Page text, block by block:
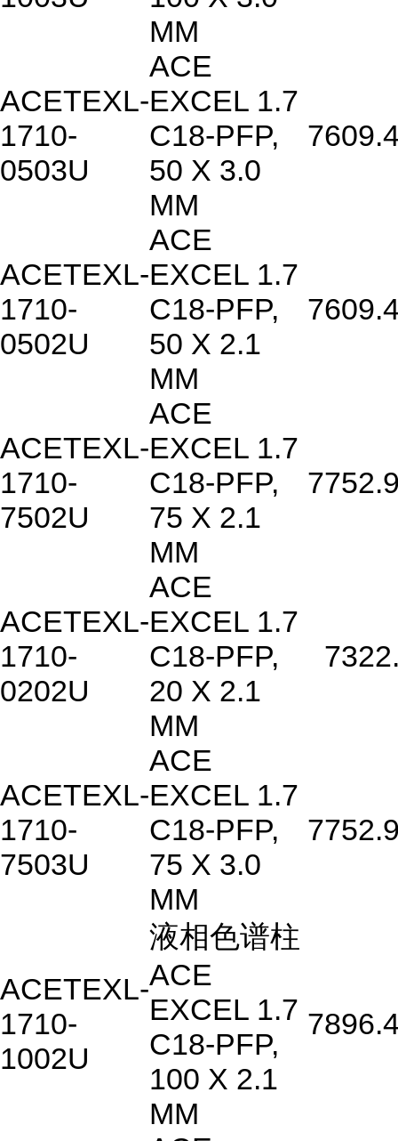
MM
ACETEXL-
1710-
0503U
ACE
EXCEL 1.7
C18-PFP,
50 X 3.0
MM
ACETEXL-
1710-
0502U
ACE
EXCEL 1.7
C18-PFP,
50 X 2.1
MM
ACETEXL-
1710-
7502U
ACE
EXCEL 1.7
C18-PFP,
75 X 2.1
MM
ACETEXL-
1710-
0202U
ACE
EXCEL 1.7
C18-PFP,
20 X 2.1
MM
ACETEXL-
1710-
7503U
ACE
EXCEL 1.7
C18-PFP,
75 X 3.0
MM
ACETEXL-
1710-
1002U
液相色谱柱
ACE
EXCEL 1.7
C18-PFP,
100 X 2.1
MM